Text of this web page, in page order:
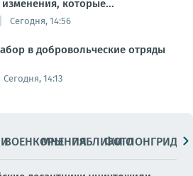
которые...
Сегодня, 14:56
в добровольческие отряды
Сегодня, 14:13
ВОЕНКОРЫМНЕНИЯПАБЛИКИ
ФОТОЛОНГРИДЫ